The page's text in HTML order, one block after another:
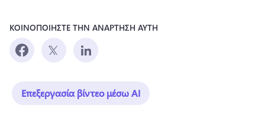
ΚΟΙΝΟΠΟΙΗΣΤΕ ΤΗΝ ΑΝΑΡΤΗΣΗ ΑΥΤΗ
Επεξεργασία βίντεο μέσω AI